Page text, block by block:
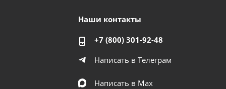
Наши контакты
+7 (800) 301-92-48
Написать в Телеграм
Написать в Мах